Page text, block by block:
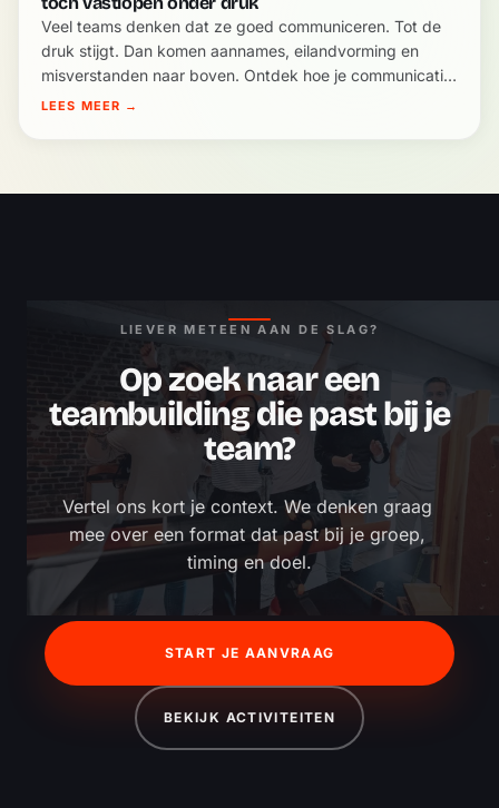
Veel teams denken dat ze goed communiceren. Tot de
druk stijgt. Dan komen aannames, eilandvorming en
misverstanden naar boven. Ontdek hoe je communicatie
écht zichtbaar maakt.
LEES MEER →
LIEVER METEEN AAN DE SLAG?
Op zoek naar een
teambuilding die past bij je
team?
Vertel ons kort je context. We denken graag
mee over een format dat past bij je groep,
timing en doel.
START JE AANVRAAG
BEKIJK ACTIVITEITEN